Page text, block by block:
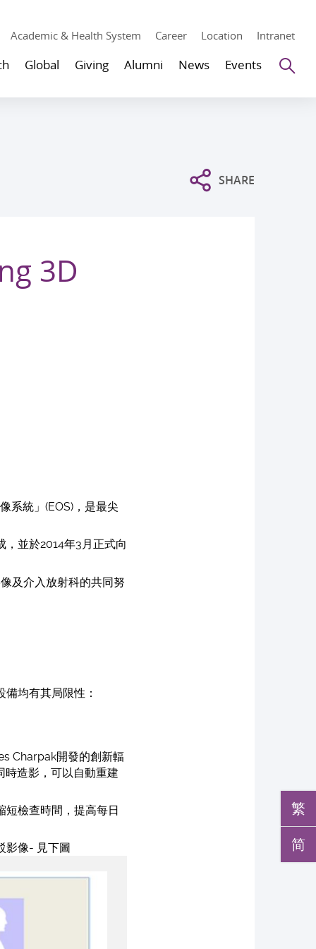
Academic & Health System Career Location Intranet
Global Giving Alumni News Events
SHARE
繁
简
3D
系統」(EOS)，是最尖
並於2014年3月正式向
及介入放射科的共同努
均有其局限性：
Charpak開發的創新輻
造影，可以自動重建
檢查時間，提高每日
影像- 見下圖